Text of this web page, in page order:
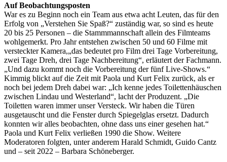
Auf Beobachtungsposten
War es zu Beginn noch ein Team aus etwa acht Leuten, das für den
Erfolg von „Verstehen Sie Spaß?“ zuständig war, so sind es heute
20 bis 25 Personen – die Stammmannschaft allein des Filmteams
wohlgemerkt. Pro Jahr entstehen zwischen 50 und 60 Filme mit
versteckter Kamera,„das bedeutet pro Film drei Tage Vorbereitung,
zwei Tage Dreh, drei Tage Nachbereitung“, erläutert der Fachmann.
„Und dazu kommt noch die Vorbereitung der fünf Live-Shows.“
Kimmig blickt auf die Zeit mit Paola und Kurt Felix zurück, als er
noch bei jedem Dreh dabei war: „Ich kenne jedes Toilettenhäuschen
zwischen Lindau und Westerland“, lacht der Produzent. „Die
Toiletten waren immer unser Versteck. Wir haben die Türen
ausgetauscht und die Fenster durch Spiegelglas ersetzt. Dadurch
konnten wir alles beobachten, ohne dass uns einer gesehen hat.“
Paola und Kurt Felix verließen 1990 die Show. Weitere
Moderatoren folgten, unter anderem Harald Schmidt, Guido Cantz
und – seit 2022 – Barbara Schöneberger.